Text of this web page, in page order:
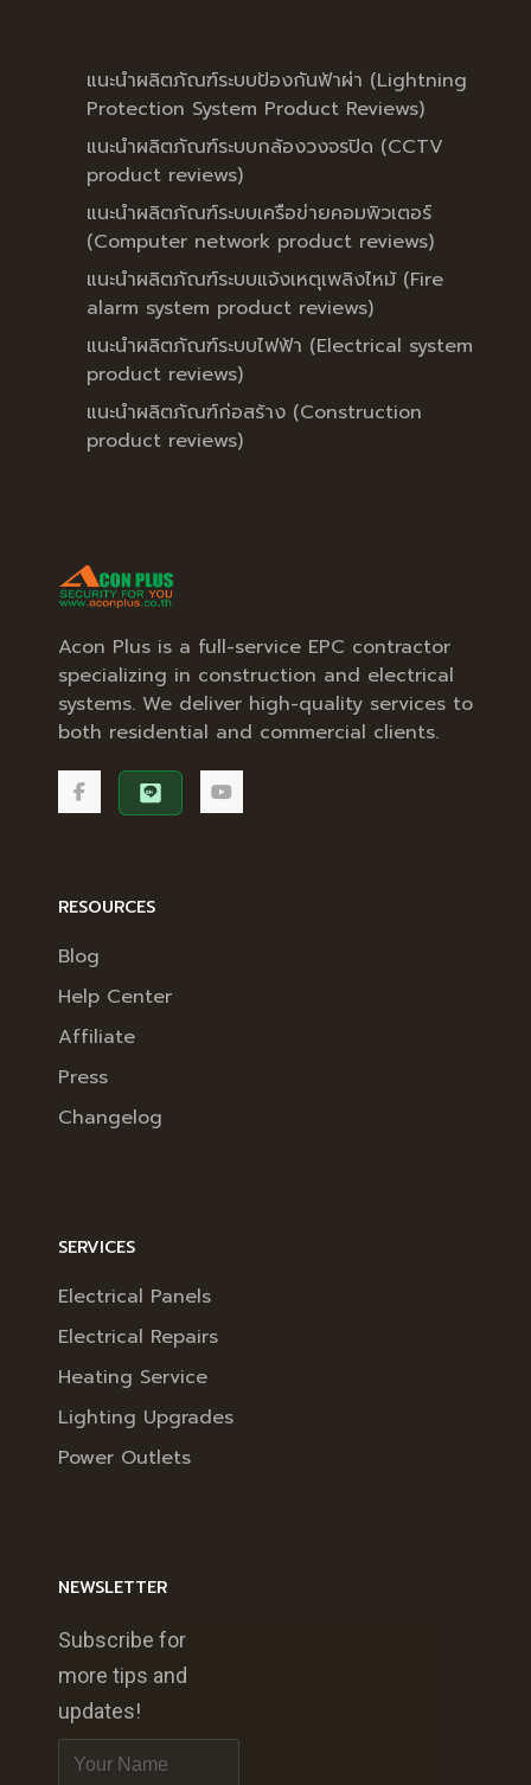
แนะนำผลิตภัณฑ์ระบบป้องกันฟ้าผ่า (Lightning
Protection System Product Reviews)
แนะนำผลิตภัณฑ์ระบบกล้องวงจรปิด (CCTV
product reviews)
แนะนำผลิตภัณฑ์ระบบเครือข่ายคอมพิวเตอร์
(Computer network product reviews)
แนะนำผลิตภัณฑ์ระบบแจ้งเหตุเพลิงไหม้ (Fire
alarm system product reviews)
แนะนำผลิตภัณฑ์ระบบไฟฟ้า (Electrical system
product reviews)
แนะนำผลิตภัณฑ์ก่อสร้าง (Construction
product reviews)
Acon Plus is a full-service EPC contractor
specializing in construction and electrical
systems. We deliver high-quality services to
both residential and commercial clients.
RESOURCES
Blog
Help Center
Affiliate
Press
Changelog
SERVICES
Electrical Panels
Electrical Repairs
Heating Service
Lighting Upgrades
Power Outlets
NEWSLETTER
Subscribe for
more tips and
updates!